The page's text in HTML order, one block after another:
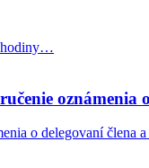
hodiny…
o delegovaní